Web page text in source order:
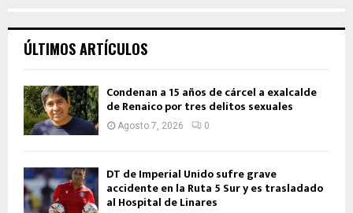
ÚLTIMOS ARTÍCULOS
Condenan a 15 años de cárcel a exalcalde
de Renaico por tres delitos sexuales
Agosto 7, 2026 0
DT de Imperial Unido sufre grave
accidente en la Ruta 5 Sur y es trasladado
al Hospital de Linares